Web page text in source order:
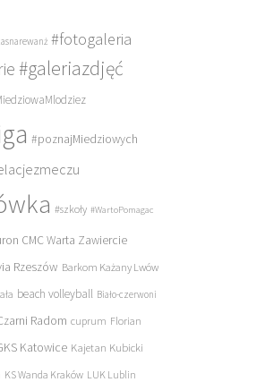
#fotogaleria
#galeriazdjęć
#poznajMiedziowych
#szkoły #WartoPomagac
CMC Warta Zawiercie
Rzeszów Barkom Każany Lwów
beach volleyball Biało-czerwoni
Radom cuprum Florian
Katowice Kajetan Kubicki
KS Wanda Kraków LUK Lublin